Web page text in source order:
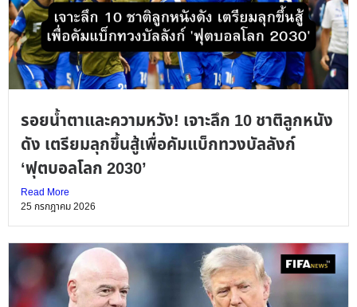
รอยน้ำตาและความหวัง! เจาะลึก 10 ชาติลูกหนัง
ดัง เตรียมลุกขึ้นสู้เพื่อคัมแบ็กทวงบัลลังก์
‘ฟุตบอลโลก 2030’
Read More
25 กรกฎาคม 2026